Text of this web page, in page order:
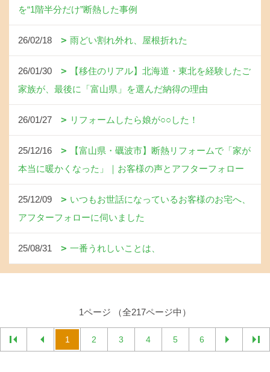
を“1階半分だけ”断熱した事例
26/02/18 雨どい割れ外れ、屋根折れた
26/01/30
【移住のリアル】北海道・東北を経験したご
家族が、最後に「富山県」を選んだ納得の理由
26/01/27 リフォームしたら娘が○○した！
25/12/16
【富山県・礪波市】断熱リフォームで「家が
本当に暖かくなった」｜お客様の声とアフターフォロー
25/12/09
いつもお世話になっているお客様のお宅へ、
アフターフォローに伺いました
25/08/31 一番うれしいことは、
1ページ （全217ページ中）
1 2 3 4 5 6